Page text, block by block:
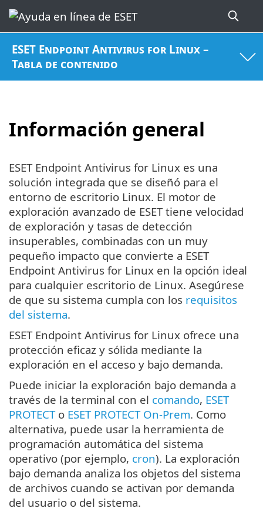
ESET Endpoint Antivirus for Linux –
Tabla de contenido
Información general
ESET Endpoint Antivirus for Linux es una
solución integrada que se diseñó para el
entorno de escritorio Linux. El motor de
exploración avanzado de ESET tiene velocidad
de exploración y tasas de detección
insuperables, combinadas con un muy
pequeño impacto que convierte a ESET
Endpoint Antivirus for Linux en la opción ideal
para cualquier escritorio de Linux. Asegúrese
de que su sistema cumpla con los requisitos
del sistema.
ESET Endpoint Antivirus for Linux ofrece una
protección eficaz y sólida mediante la
exploración en el acceso y bajo demanda.
Puede iniciar la exploración bajo demanda a
través de la terminal con el comando, ESET
PROTECTo ESET PROTECT On-Prem. Como
alternativa, puede usar la herramienta de
programación automática del sistema
operativo (por ejemplo, cron). La exploración
bajo demanda analiza los objetos del sistema
de archivos cuando se activan por demanda
del usuario o del sistema.